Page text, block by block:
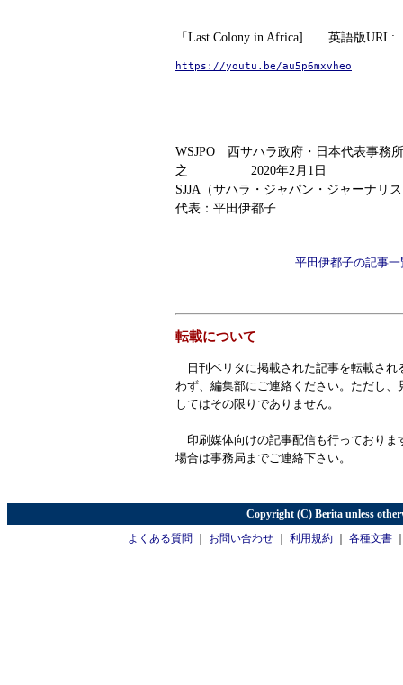
「Last Colony in Africa] 英語版
https://youtu.be/au5p6mxvheo
WSJPO 西サハラ政府・日本代表事務
之 2020年2月1日
SJJA（サハラ・ジャパン・ジャーナリ
代表：平田伊都子
平田伊都子の記事一
転載について
日刊ベリタに掲載された記事を転載され
わず、編集部にご連絡ください。ただし
してはその限りでありません。
印刷媒体向けの記事配信も行っておりま
場合は事務局までご連絡下さい。
Copyright (C) Berita unless
よくある質問
お問い合わせ 利用規約 各種文書